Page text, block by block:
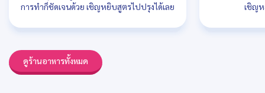
การทำก็ชัดเจนด้วย เชิญหยิบสูตรไปปรุงได้เลย
เชิญห
ดูร้านอาหารทั้งหมด